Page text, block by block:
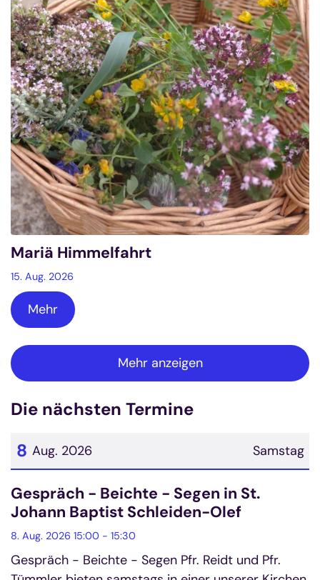
Mariä Himmelfahrt
15. Aug. 2026
Mehr
Mehr anzeigen
Die nächsten Termine
Samstag
8 Aug. 2026
Datum: 8. August 2026
Gespräch - Beichte - Segen in St.
Johann Baptist Schleiden-Olef
8. Aug. 2026 15:00 - 15:30
Gespräch - Beichte - Segen Pfr. Reidt und Pfr.